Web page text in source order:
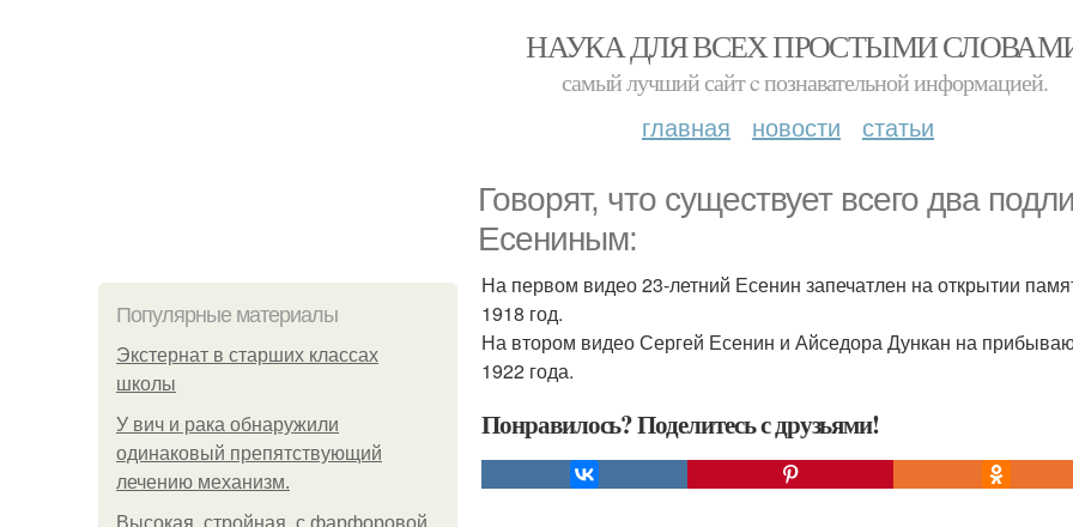
НАУКА ДЛЯ ВСЕХ ПРОСТЫМИ
самый лучший сайт c познавательной информацией.
главная новости статьи
Говорят, что существует всего два
Есениным:
Популярные материалы
Экстернат в старших классах
школы
У вич и рака обнаружили
одинаковый препятствующий
лечению механизм.
Высокая, стройная, с фарфоровой
На первом видео 23-летний Есенин запечатлен на открытии
1918 год.
На втором видео Сергей Есенин и Айседора Дункан на
1922 года.
Понравилось? Поделитесь с друзьями!